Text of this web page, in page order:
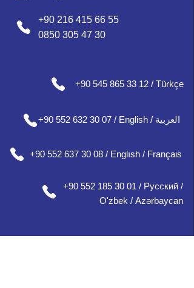
+90 216 415 66 55
0850 305 47 30
+90 545 865 33 12 / Türkçe
+90 552 637 30 08 / Englısh / Français
+90 552 185 30 01 / Русский /
О'zbek / Azərbaycan